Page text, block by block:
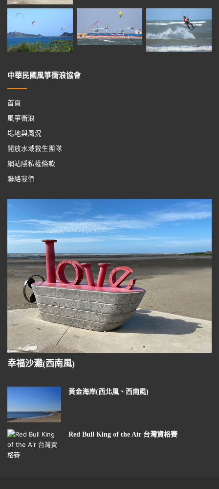
中華民國風箏衝浪協會
首頁
風箏衝浪
場地與風況
開放水域救生團隊
網站隱私權條款
聯絡我們
幸福沙灘(西南風)
黃金海岸(西北風、西南風)
Red Bull King of the Air 台灣資格賽